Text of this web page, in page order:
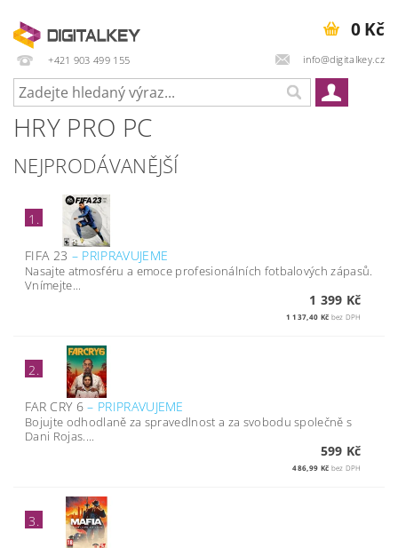
+421 903 499 155 info@digitalkey.cz
0 Kč
HRY PRO PC
NEJPRODÁVANĚJŠÍ
1.
FIFA 23 – PRIPRAVUJEME
Nasajte atmosféru a emoce profesionálních fotbalových zápasů.
Vnímejte...
1 399 Kč
1 137,40 Kč bez DPH
2.
FAR CRY 6– PRIPRAVUJEME
Bojujte odhodlaně za spravedlnost a za svobodu společně s
Dani Rojas....
599 Kč
486,99 Kč bez DPH
3.